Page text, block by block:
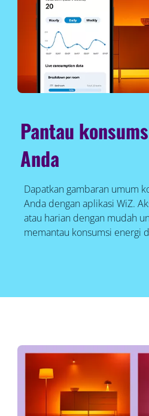
Pantau
Anda
Dapatkan gambaran umum
Anda dengan aplikasi WiZ.
atau harian dengan mudah
memantau konsumsi energi